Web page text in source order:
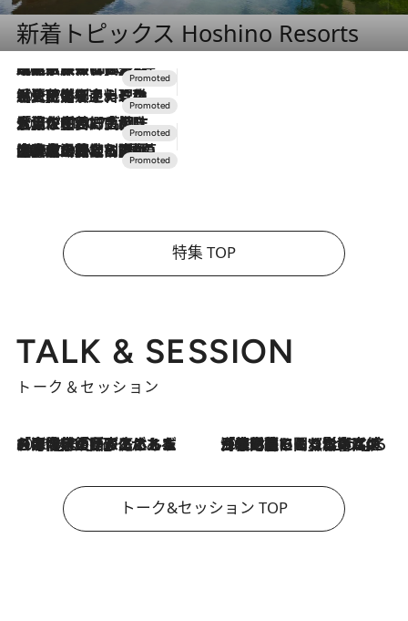
新着トピックス Hoshino Resorts
2026.7.31
【ホテル帰省】という選択肢をOMOが提案。家族とほどよい距離を保つには「昼は実家、夜は気兼ねなくホテルで！」
2026.7.24
【夏限定ディナーコース】旬を迎える稚鮎や花ズッキーニなどをイタリア・トスカーナの郷土料理の手法で満喫！
2026.7.17
「土佐和ハーブかき氷」がOMO7高知に登場！生姜、山椒、大葉など目にも舌にも涼を呼ぶ郷土の味
2026.7.10
NEW OPEN！【界 草津】名湯の地に誕生。趣の異なる2種の温泉と上州ならではの会席・蕎麦割烹など美食を味わう究極の癒やし旅
特集 TOP
TALK & SESSION
トーク＆セッション
2026.8.3
「今後値上げがあるとすれば…」「リスクがあるのは今年の冬」エネルギー専門家が語る、ホルムズ海峡封鎖が家庭にもたらす“ある心配” 2026.8.3
「住宅建てられない…」「サーチャージ料の高値が続いている」ホルムズ海峡封鎖による影響はいつまで続く？《エネルギー専門家に聞く“どうなる日本の暮らし”》
トーク&セッション TOP